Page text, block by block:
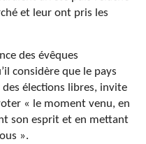
et leur ont pris les
des évêques
considère que le pays
des élections libres, invite
« le moment venu, en
son esprit et en mettant
».